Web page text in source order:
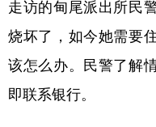
走访的甸尾派出所民
烧坏了，如今她需要
该怎么办。民警了解
即联系银行。